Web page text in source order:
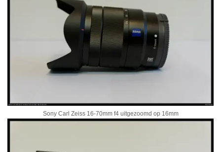
Sony Carl Zeiss 16-70mm f4 uitgezoomd op 16mm